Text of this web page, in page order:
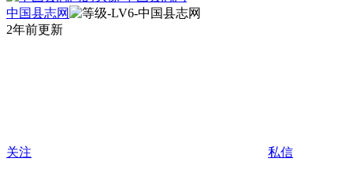
中国县志网
2年前更新
关注 私信